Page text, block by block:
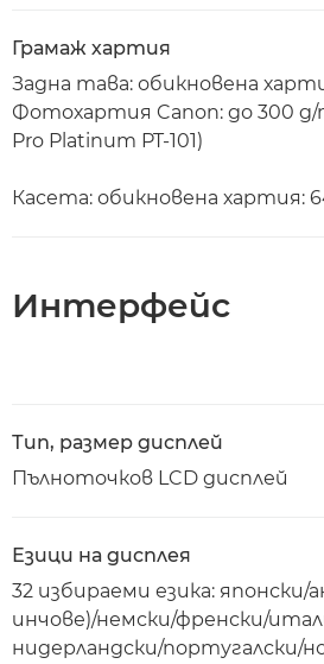
Грамаж хартия
Задна тава: обикновена
Фотохартия Canon: до 300
Pro Platinum PT-101)
Касета: обикновена хартия:
Интерфейс
Тип, размер дисплей
Пълноточков LCD дисплей
Езици на дисплея
32 избираеми езика: японски/
инчове)/немски/френски/
нидерландски/португалски/